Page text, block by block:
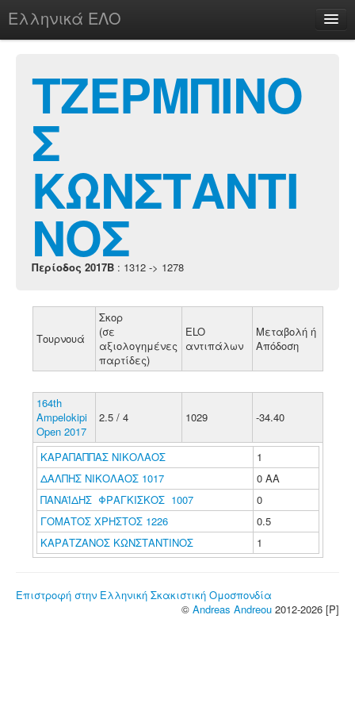
Ελληνικά ΕΛΟ
chesstu.be @ discord
Login
ΤΖΕΡΜΠΙΝΟ
Σ
ΚΩΝΣΤΑΝΤΙ
ΝΟΣ
Περίοδος 2017B : 1312 -> 1278
Τουρνουά
Σκορ
(σε
αξιολογημένες
παρτίδες)
ELO
αντιπάλων
Μεταβολή ή
Απόδοση
164th
Ampelokipi
Open 2017
2.5 / 4 1029 -34.40
ΚΑΡΑΠΑΠΠΑΣ ΝΙΚΟΛΑΟΣ
1
ΔΑΛΠΗΣ ΝΙΚΟΛΑΟΣ 1017
0 ΑΑ
ΠΑΝΑΪΔΗΣ ΦΡΑΓΚΙΣΚΟΣ 1007
0
ΓΟΜΑΤΟΣ ΧΡΗΣΤΟΣ 1226
0.5
ΚΑΡΑΤΖΑΝΟΣ ΚΩΝΣΤΑΝΤΙΝΟΣ
1
Επιστροφή στην Ελληνική Σκακιστική Ομοσπονδία
© Andreas Andreou 2012-2026 [P]